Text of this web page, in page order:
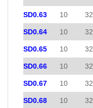
SD0.63 10 32
SD0.64 10 32
SD0.65 10 32
SD0.66 10 32
SD0.67 10 32
SD0.68 10 32